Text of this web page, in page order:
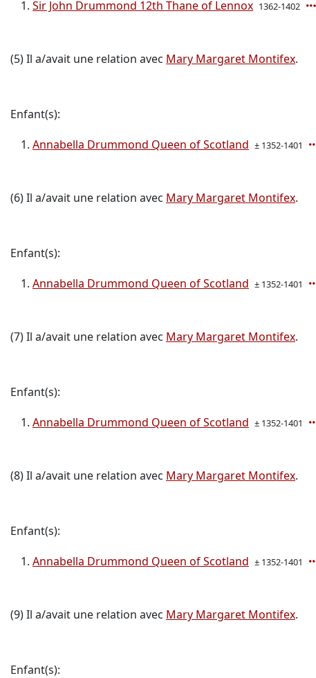
Sir John Drummond 12th Thane of Lennox 1362-1402
(5) Il a/avait une relation avec Mary Margaret Montifex.
Enfant(s):
Annabella Drummond Queen of Scotland ± 1352-1401
(6) Il a/avait une relation avec Mary Margaret Montifex.
Enfant(s):
Annabella Drummond Queen of Scotland ± 1352-1401
(7) Il a/avait une relation avec Mary Margaret Montifex.
Enfant(s):
Annabella Drummond Queen of Scotland ± 1352-1401
(8) Il a/avait une relation avec Mary Margaret Montifex.
Enfant(s):
Annabella Drummond Queen of Scotland ± 1352-1401
(9) Il a/avait une relation avec Mary Margaret Montifex.
Enfant(s):